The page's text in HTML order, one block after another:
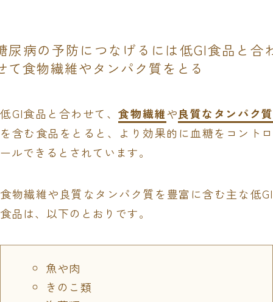
尿病の予防につなげるには低GI食品と合
て食物繊維やタンパク質をとる
低GI食品と合わせて、食物繊維や良質なタンパク質
を含む食品をとると、より効果的に血糖をコントロ
ールできるとされています。
食物繊維や良質なタンパク質を豊富に含む主な低GI
食品は、以下のとおりです。
魚や肉
きのこ類